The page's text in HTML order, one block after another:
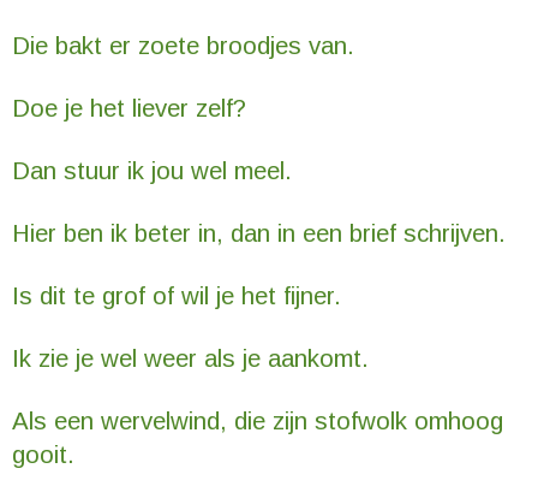
Die bakt er zoete broodjes van.
Doe je het liever zelf?
Dan stuur ik jou wel meel.
Hier ben ik beter in, dan in een brief schrijven.
Is dit te grof of wil je het fijner.
Ik zie je wel weer als je aankomt.
Als een wervelwind, die zijn stofwolk omhoog
gooit.